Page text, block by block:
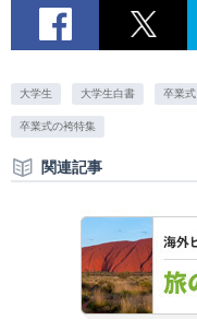
大学生 大学生白書 卒業式
卒業式の袴特集
関連記事